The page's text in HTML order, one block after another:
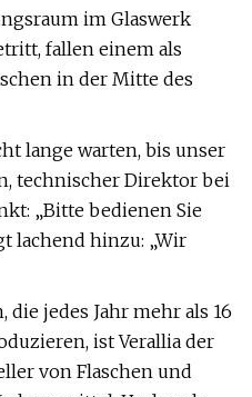
im Glaswerk
fallen einem als
in der Mitte des
lange warten, bis unser
technischer Direktor bei
„Bitte bedienen Sie
lachend hinzu: „Wir
die jedes Jahr mehr als 16
ist Verallia der
von Flaschen und